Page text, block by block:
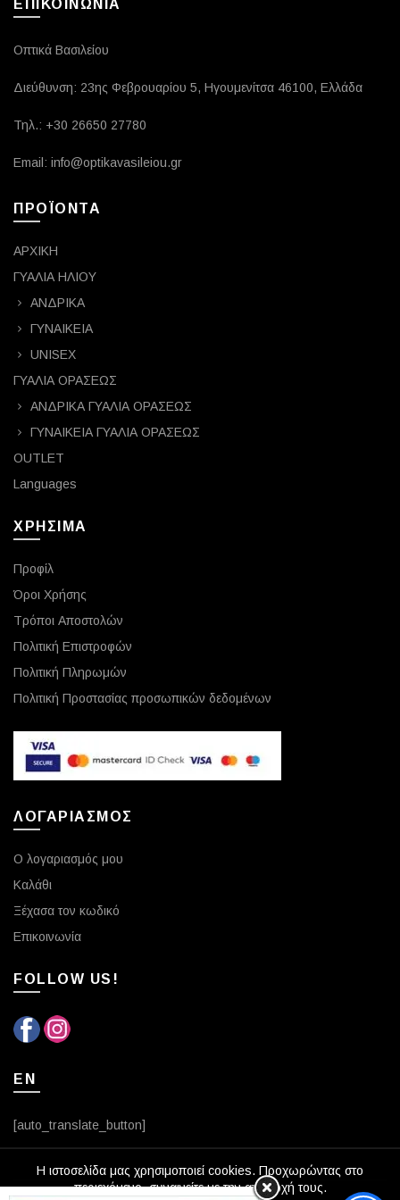
ΕΠΙΚΟΙΝΩΝΙΑ
Οπτικά Βασιλείου
Διεύθυνση: 23ης Φεβρουαρίου 5, Ηγουμενίτσα 46100, Ελλάδα
Τηλ.: +30 26650 27780
Email: info@optikavasileiou.gr
ΠΡΟΪΟΝΤΑ
ΑΡΧΙΚΗ
ΓΥΑΛΙΑ ΗΛΙΟΥ
ΑΝΔΡΙΚΑ
ΓΥΝΑΙΚΕΙΑ
UNISEX
ΓΥΑΛΙΑ ΟΡΑΣΕΩΣ
ΑΝΔΡΙΚΑ ΓΥΑΛΙΑ ΟΡΑΣΕΩΣ
ΓΥΝΑΙΚΕΙΑ ΓΥΑΛΙΑ ΟΡΑΣΕΩΣ
OUTLET
Languages
ΧΡΗΣΙΜΑ
Προφίλ
Όροι Χρήσης
Τρόποι Αποστολών
Πολιτική Επιστροφών
Πολιτική Πληρωμών
Πολιτική Προστασίας προσωπικών δεδομένων
ΛΟΓΑΡΙΑΣΜΟΣ
Ο λογαριασμός μου
Καλάθι
Ξέχασα τον κωδικό
Επικοινωνία
FOLLOW US!
EN
[auto_translate_button]
Η ιστοσελίδα μας χρησιμοποιεί cookies. Προχωρώντας στο
περιεχόμενο, συναινείτε με την αποδοχή τους.